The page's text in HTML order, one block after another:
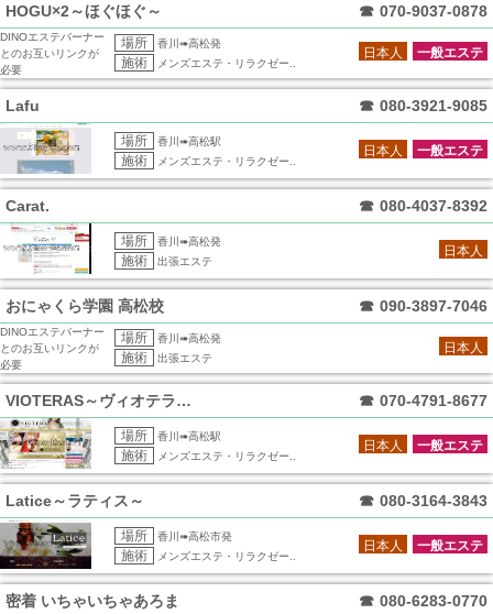
HOGU×2～ほぐほぐ～ ☎ 070-9037-0878
DINOエステバーナー
とのお互いリンクが
必要
場所 香川➠高松発
施術 メンズエステ・リラクゼー..
一般エステ
日本人
Lafu ☎ 080-3921-9085
場所 香川➠高松駅
施術 メンズエステ・リラクゼー..
一般エステ
日本人
Carat. ☎ 080-4037-8392
場所 香川➠高松発
施術 出張エステ
日本人
おにゃくら学園 高松校 ☎ 090-3897-7046
DINOエステバーナー
とのお互いリンクが
必要
場所 香川➠高松発
施術 出張エステ
日本人
VIOTERAS～ヴィオテラス～ ☎ 070-4791-8677
場所 香川➠高松駅
施術 メンズエステ・リラクゼー..
一般エステ
日本人
Latice～ラティス～ ☎ 080-3164-3843
場所 香川➠高松市発
施術 メンズエステ・リラクゼー..
一般エステ
日本人
密着 いちゃいちゃあろま ☎ 080-6283-0770